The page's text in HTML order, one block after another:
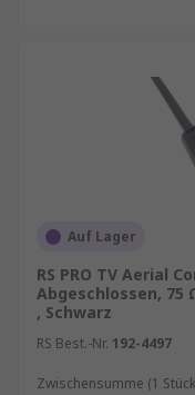
Auf Lager
RS PRO TV Aerial
Abgeschlossen, 75
, Schwarz
RS Best.-Nr. 192-4497
Zwischensumme (1